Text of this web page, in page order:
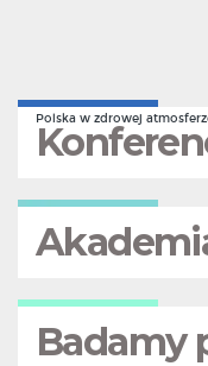
Polska w zdrowej
Badamy